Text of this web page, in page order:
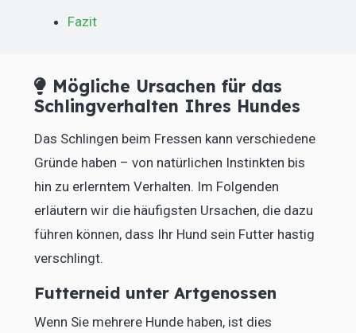
Fazit
Mögliche Ursachen für das
Schlingverhalten Ihres Hundes
Das Schlingen beim Fressen kann verschiedene
Gründe haben – von natürlichen Instinkten bis
hin zu erlerntem Verhalten. Im Folgenden
erläutern wir die häufigsten Ursachen, die dazu
führen können, dass Ihr Hund sein Futter hastig
verschlingt.
Futterneid unter Artgenossen
Wenn Sie mehrere Hunde haben, ist dies